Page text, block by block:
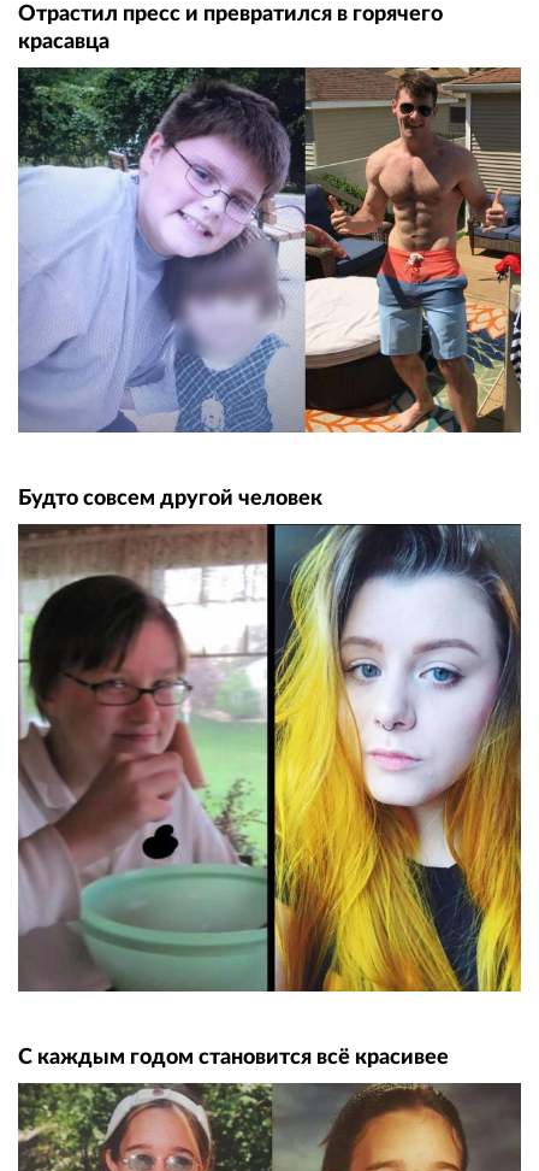
Отрастил пресс и превратился в горячего
красавца
Будто совсем другой человек
С каждым годом становится всё красивее